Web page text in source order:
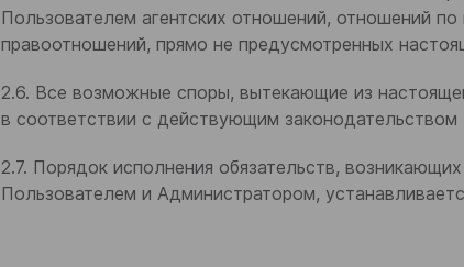
Пользователем агентских отношений, отношений
правоотношений, прямо не предусмотренных
2.6. Все возможные споры, вытекающие из
в соответствии с действующим
2.7. Порядок исполнения обязательств,
Пользователем и Администратором,